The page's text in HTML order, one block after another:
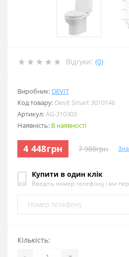
Відгуки: (0)
Виробник: DEVIT
Код товару: Devit Smart 3010146
Артикул:AG-310303
Наявність: В наявності
4 448грн 7 988грн
Купити в один клік
Введіть номер телефону і ми
Кількість: